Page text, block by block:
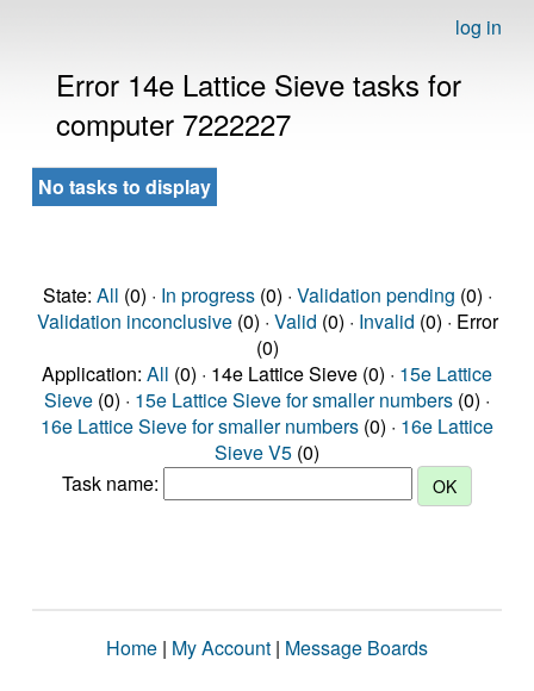
log in
Error 14e Lattice Sieve tasks for
computer 7222227
No tasks to display
State: All (0) · In progress(0) · Validation pending (0) ·
Validation inconclusive(0) · Valid (0) · Invalid (0) · Error
(0)
Application: All (0) · 14e Lattice Sieve (0) · 15e Lattice
Sieve (0) · 15e Lattice Sieve for smaller numbers (0) ·
16e Lattice Sieve for smaller numbers (0) · 16e Lattice
Sieve V5 (0)
Task name:
Home | My Account | Message Boards